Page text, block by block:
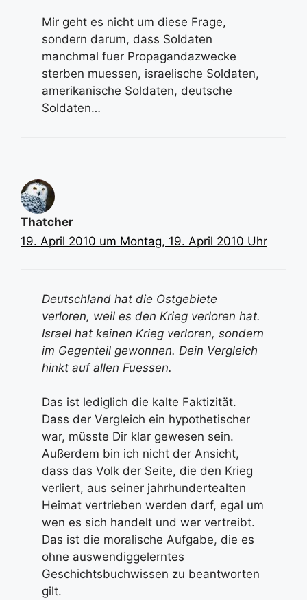
Mir geht es nicht um diese Frage,
sondern darum, dass Soldaten
manchmal fuer Propagandazwecke
sterben muessen, israelische Soldaten,
amerikanische Soldaten, deutsche
Soldaten…
Thatcher
19. April 2010 um Montag, 19. April 2010 Uhr
Deutschland hat die Ostgebiete
verloren, weil es den Krieg verloren hat.
Israel hat keinen Krieg verloren, sondern
im Gegenteil gewonnen. Dein Vergleich
hinkt auf allen Fuessen.
Das ist lediglich die kalte Faktizität.
Dass der Vergleich ein hypothetischer
war, müsste Dir klar gewesen sein.
Außerdem bin ich nicht der Ansicht,
dass das Volk der Seite, die den Krieg
verliert, aus seiner jahrhundertealten
Heimat vertrieben werden darf, egal um
wen es sich handelt und wer vertreibt.
Das ist die moralische Aufgabe, die es
ohne auswendiggelerntes
Geschichtsbuchwissen zu beantworten
gilt.